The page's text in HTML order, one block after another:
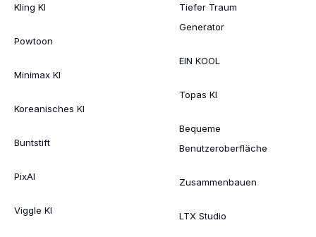
Kling KI
Powtoon
Minimax KI
Koreanisches KI
Buntstift
PixAI
Viggle KI
Tiefer Traum
Generator
EIN KOOL
Topas KI
Bequeme
Benutzeroberfläche
Zusammenbauen
LTX Studio